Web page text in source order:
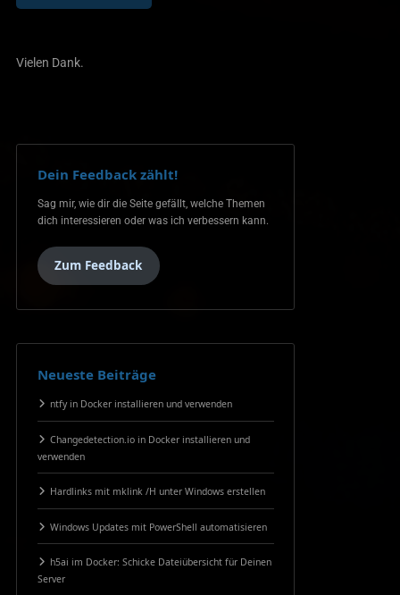
Vielen Dank.
Dein Feedback zählt!
Sag mir, wie dir die Seite gefällt, welche Themen
dich interessieren oder was ich verbessern kann.
Zum Feedback
Neueste Beiträge
ntfy in Docker installieren und verwenden
Changedetection.io in Docker installieren und
verwenden
Hardlinks mit mklink /H unter Windows erstellen
Windows Updates mit PowerShell automatisieren
h5ai im Docker: Schicke Dateiübersicht für Deinen
Server